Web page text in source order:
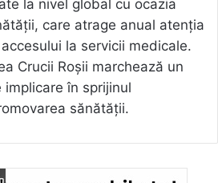
la nivel global cu ocazia
care atrage anual atenția
la servicii medicale.
Crucii Roșii marchează un
în sprijinul
sănătății.